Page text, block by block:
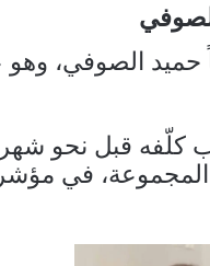
حميد الصوفي،
قبل نحو شهر
في